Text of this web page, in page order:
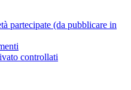
partecipate (da pubblicare in
controllati